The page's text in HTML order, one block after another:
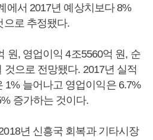
에서 2017년 예상치보다 8%
으로 추정됐다.
원, 영업이익 4조5560억 원, 순
것으로 전망됐다. 2017년 실적
1% 늘어나고 영업이익은 6.7%
증가하는 것이다.
년 신흥국 회복과 기타시장